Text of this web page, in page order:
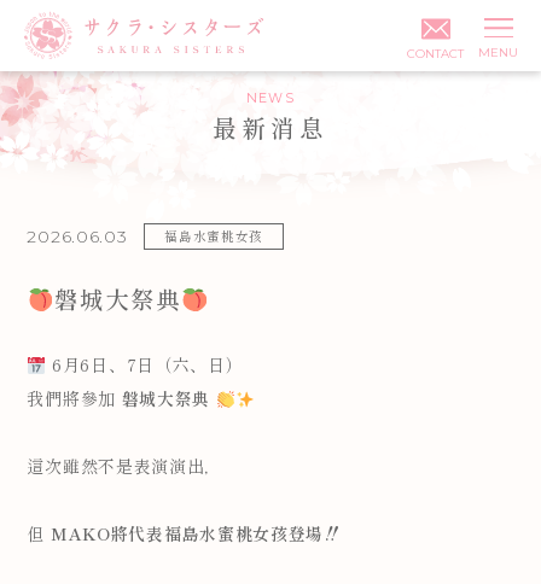
CONTACT MENU
NEWS
最新消息
磐城大祭典
發布日期:
2026.06.03 分類:
福島水蜜桃女孩
6月6日、7日（六、日）
我們將參加 磐城大祭典
這次雖然不是表演演出，
但 MAKO將代表福島水蜜桃女孩登場‼